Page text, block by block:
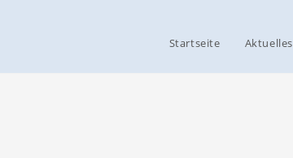
Startseite Aktuelles